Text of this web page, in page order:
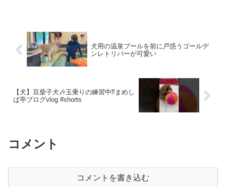
犬用の温泉プールを前に戸惑うゴールデ
ンレトリバーが可愛い
【犬】豆柴子犬🎶玉乗りの練習中⁉️まめし
ば亭ブログvlog #shorts
コメント
コメントを書き込む